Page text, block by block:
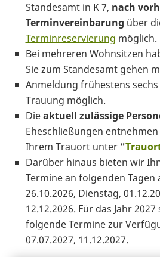
Standesamt in K 7, nach
Terminvereinbarung über
Terminreservierung möglich.
Bei mehreren Wohnsitzen
Sie zum Standesamt gehen
Anmeldung frühestens
Trauung möglich.
Dieaktuell zulässige
Eheschließungen
Ihrem Trauort unter"
Darüber hinaus bieten wir
Termine an folgenden Tagen
26.10.2026, Dienstag,
12.12.2026. Für das Jahr
folgende Termine zur
07.07.2027, 11.12.2027.